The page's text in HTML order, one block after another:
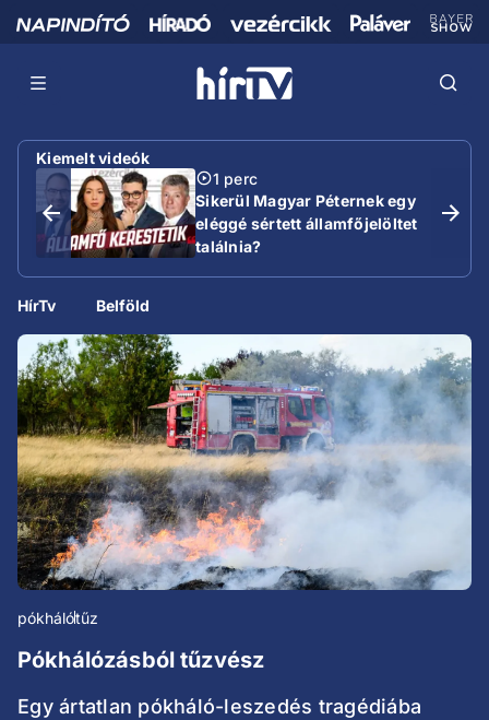
Kiemelt videók
1 perc
Sikerül Magyar Péternek egy
eléggé sértett államfőjelöltet
találnia?
HírTv Belföld
pókhálótűz
Pókhálózásból tűzvész
Egy ártatlan pókháló-leszedés tragédiába